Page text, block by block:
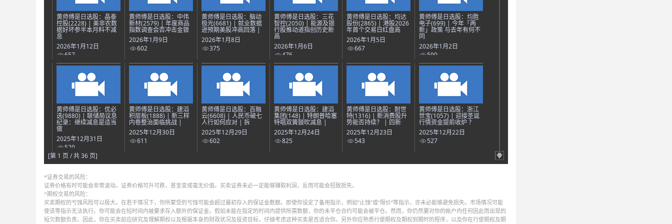
黄师傅是日选股：晶泰
控股(2228) | 美非农数
据好坏参半本月料不减
息
2026年1月12日
657
黄师傅是日选股：中伟
新材(2579) | 年度商品
指数调查会否冲击金银
2026年1月9日
602
黄师傅是日选股：脑动
极光(6681) | 就业数据
逊预期美股冲高回落 |
2026年1月8日
375
黄师傅是日选股：三花
智控(2050) | 能源及银
行股推动道指创历史新
高
2026年1月6日
476
黄师傅是日选股：均达
股份(2865) | 港股2026
年首个交易日红盘高
2026年1月5日
667
黄师傅是日选股：均胜
电子(699) | 今年「两
新」政策 与去年有何不
同
2026年1月2日
590
黄师傅是日选股：优必
选(9880) | 联储局议息
纪录：继续减息是适当
做
2025年12月31日
529
黄师傅是日选股：建滔
积层板(1888) | 新三样
内卷整治面临挑战 |
2025年12月30日
611
黄师傅是日选股：百融
云(6608) | 人民币破七
人行如何应对 | 拆
2025年12月29日
602
黄师傅是日选股：建滔
集团(148) | 特朗普哈塞
特唱双簧鼓吹减息 |
2025年12月24日
825
黄师傅是日选股：耐世
特(1316) | 新消费股升
势能否持续？ | 四新
2025年12月23日
543
黄师傅是日选股：浙江
世宝(1057) | 迎接圣诞
行情资金提前收炉 ？
2025年12月22日
527
[第 1 页 / 共 36 页]
*证券交易的风险：
证券价格有时可能会非常波动。证券价格可升可跌，甚至变成毫无价值。买卖证券未必一定能够赚取利润，反而可能会招致损失。
^期权交易的风险：
买卖期权的亏蚀风险可以极大。在若干情况下，你所蒙受的亏蚀可能会超过最初存入的保证金数额。即使你设定了备用指示，例如“止蚀”或“限价”等指示，亦未必能够避免损失。市场情况可能
使该等指示无法执行。你可能会在短时间内被要求存入额外的保证金。假如未能在指定的时间内提供所需数额，你的未平仓合约可能会被平仓。然而，你仍然要对你的帐户内任何因此而出现的
短欠数额负责。因此，你在买卖前应研究及理解期权以及根据本身的财政状况及投资目标，仔细考虑这种买卖是否适合你。另外你应熟悉行使期权及期权到期时的程序，以及你在行使期权及期